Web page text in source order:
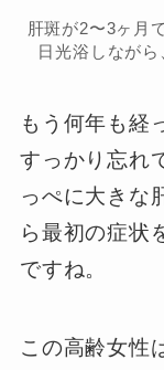
肝斑が2〜3ヶ月
日光浴しながら
もう何年も経
すっかり忘れ
っぺに大きな
ら最初の症状
ですね。
この高齢女性